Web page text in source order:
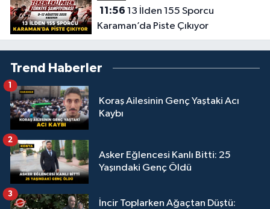
11:56
Karaman’da Piste Çıkıyor
Trend Haberler
Koraş Ailesinin Genç Yaştaki Acı
Kaybı
1
Asker Eğlencesi Kanlı Bitti: 25
Yaşındaki Genç Öldü
2
İncir Toplarken Ağaçtan Düştü:
3